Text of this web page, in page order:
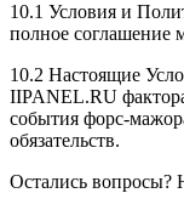
10.1 Условия и
полное
10.2 Настоящие
IIPANEL.RU
события форс-
обязательств.
Остались вопросы?